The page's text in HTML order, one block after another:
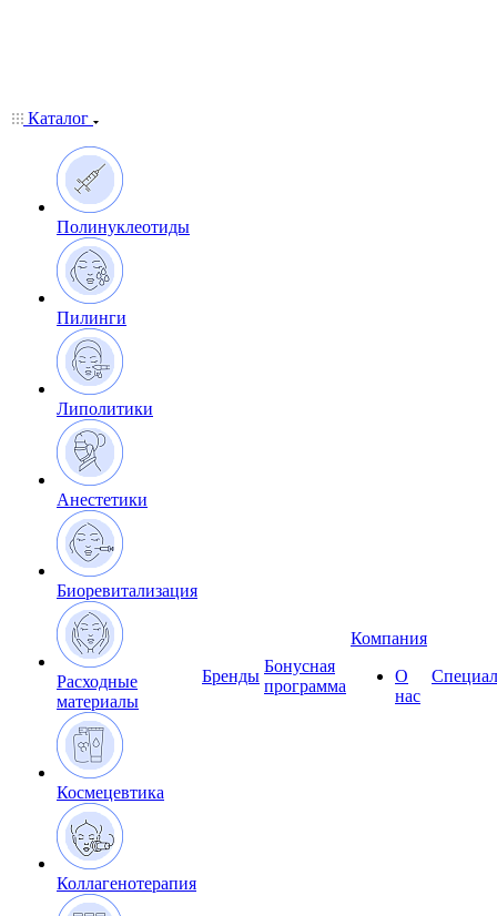
Каталог
Полинуклеотиды
Пилинги
Липолитики
Анестетики
Биоревитализация
Расходные
материалы
Космецевтика
Коллагенотерапия
Бренды
Бонусная
программа
Компания
О
нас